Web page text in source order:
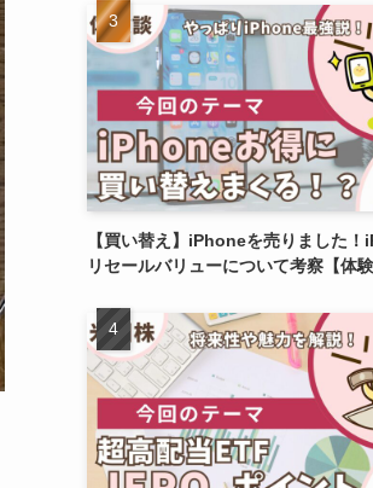
【買い替え】iPhoneを売りました
リセールバリューについて考察【体験